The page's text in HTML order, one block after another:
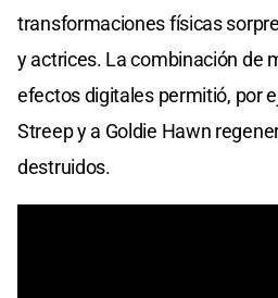
transformaciones físicas
y actrices. La combinación de
efectos digitales permitió, por
Streep y a Goldie Hawn
destruidos.